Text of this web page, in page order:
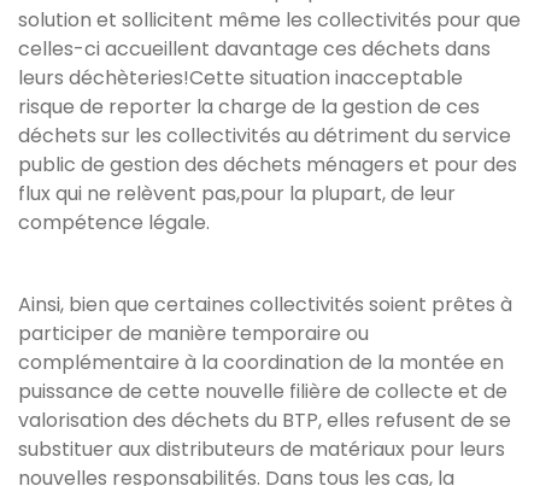
solution et sollicitent même les collectivités pour que
celles-ci accueillent davantage ces déchets dans
leurs déchèteries!Cette situation inacceptable
risque de reporter la charge de la gestion de ces
déchets sur les collectivités au détriment du service
public de gestion des déchets ménagers et pour des
flux qui ne relèvent pas,pour la plupart, de leur
compétence légale.
Ainsi, bien que certaines collectivités soient prêtes à
participer de manière temporaire ou
complémentaire à la coordination de la montée en
puissance de cette nouvelle filière de collecte et de
valorisation des déchets du BTP, elles refusent de se
substituer aux distributeurs de matériaux pour leurs
nouvelles responsabilités. Dans tous les cas, la